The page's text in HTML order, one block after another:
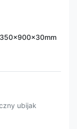
ubijak